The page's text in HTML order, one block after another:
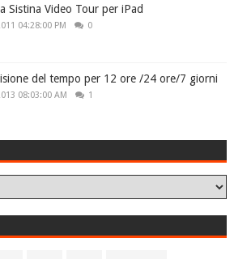
Sistina Video Tour per iPad
04:28:00 PM 0
del tempo per 12 ore /24 ore/7 giorni
08:03:00 AM 1